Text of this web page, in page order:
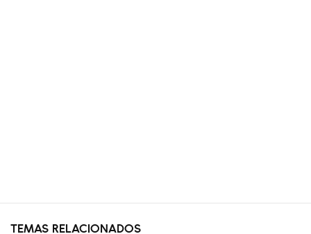
TEMAS RELACIONADOS